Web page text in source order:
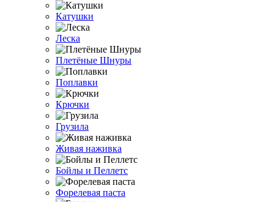
Катушки
Леска
Плетёные Шнуры
Поплавки
Крючки
Грузила
Живая наживка
Бойлы и Пеллетс
Форелевая паста